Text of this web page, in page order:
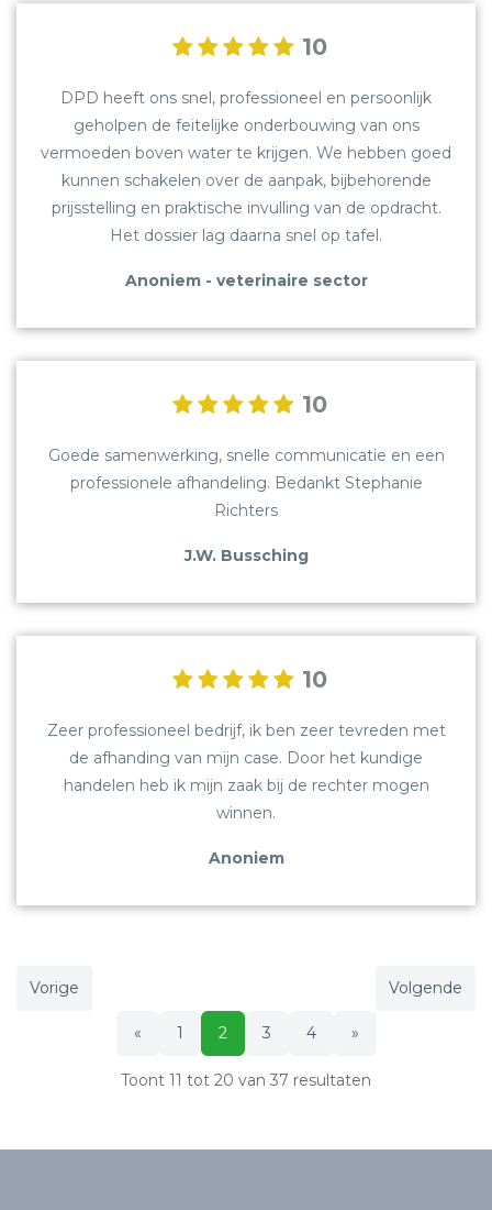
10
DPD heeft ons snel, professioneel en persoonlijk
geholpen de feitelijke onderbouwing van ons
vermoeden boven water te krijgen. We hebben goed
kunnen schakelen over de aanpak, bijbehorende
prijsstelling en praktische invulling van de opdracht.
Het dossier lag daarna snel op tafel.
Anoniem - veterinaire sector
10
Goede samenwerking, snelle communicatie en een
professionele afhandeling. Bedankt Stephanie
Richters
J.W. Bussching
10
Zeer professioneel bedrijf, ik ben zeer tevreden met
de afhanding van mijn case. Door het kundige
handelen heb ik mijn zaak bij de rechter mogen
winnen.
Anoniem
Vorige Volgende
« 1 2 3 4 »
Toont 11 tot 20 van 37 resultaten